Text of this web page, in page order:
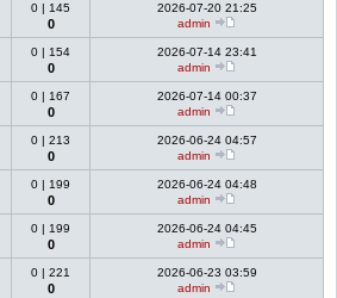
0 | 145
0
2026-07-20 21:25
admin
0 | 154
0
2026-07-14 23:41
admin
0 | 167
0
2026-07-14 00:37
admin
0 | 213
0
2026-06-24 04:57
admin
0 | 199
0
2026-06-24 04:48
admin
0 | 199
0
2026-06-24 04:45
admin
0 | 221
0
2026-06-23 03:59
admin